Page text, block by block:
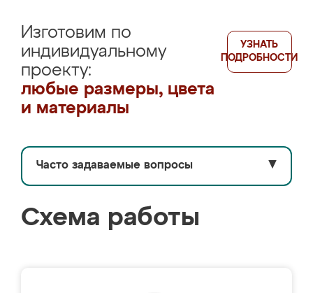
Изготовим по
индивидуальному
проекту:
любые размеры, цвета
и материалы
УЗНАТЬ
ПОДРОБНОСТИ
Часто задаваемые вопросы ▼
Схема работы